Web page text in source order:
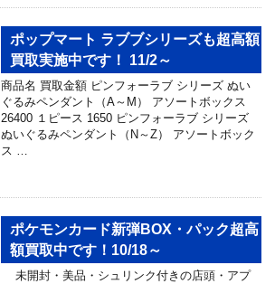
ポップマート ラブブシリーズも超高額
買取実施中です！ 11/2～
商品名 買取金額 ピンフォーラブ シリーズ ぬい
ぐるみペンダント（A～M） アソートボックス
26400 １ピース 1650 ピンフォーラブ シリーズ
ぬいぐるみペンダント（N～Z） アソートボック
ス …
ポケモンカード新弾BOX・パック超高
額買取中です！10/18～
未開封・美品・シュリンク付きの店頭・アプ